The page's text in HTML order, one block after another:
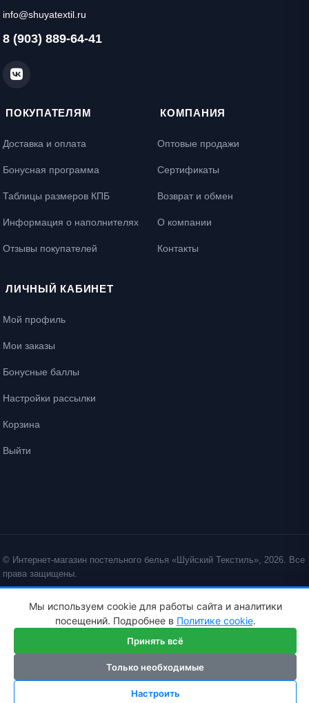
info@shuyatextil.ru
8 (903) 889-64-41
ПОКУПАТЕЛЯМ
Доставка и оплата
Бонусная программа
Таблицы размеров КПБ
Информация о наполнителях
Отзывы покупателей
КОМПАНИЯ
Оптовые продажи
Сертификаты
Возврат и обмен
О компании
Контакты
ЛИЧНЫЙ КАБИНЕТ
Мой профиль
Мои заказы
Бонусные баллы
Настройки рассылки
Корзина
Выйти
© Интернет-магазин постельного белья «Шуйский Текстиль», 2026. Все
права защищены.
Мы используем cookie для работы сайта и аналитики
посещений. Подробнее в Политике cookie.
Принять всё
Только необходимые
Настроить